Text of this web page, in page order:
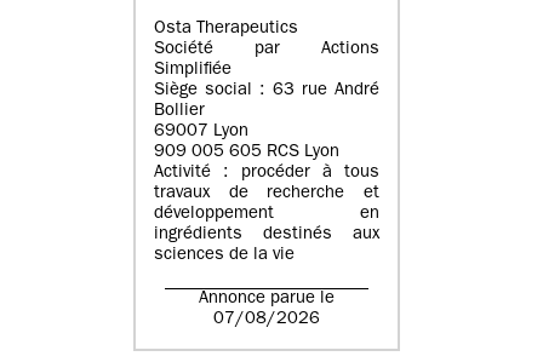
Osta Therapeutics
Société par Actions
Simplifiée
Siège social : 63 rue André
Bollier
69007 Lyon
909 005 605 RCS Lyon
Activité : procéder à tous
travaux de recherche et
développement en
ingrédients destinés aux
sciences de la vie
Annonce parue le
07/08/2026